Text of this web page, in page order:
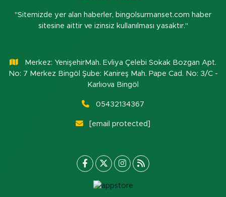
"Sitemizde yer alan haberler, bingolsurmanset.com haber
sitesine aittir ve izinsiz kullanılması yasaktır."
Merkez: YenişehirMah. Evliya Çelebi Sokak Bozgan Apt.
No: 7 Merkez Bingöl Şube: Kanireş Mah. Pape Cad. No: 3/C -
Karlıova Bingöl
05432134367
[email protected]